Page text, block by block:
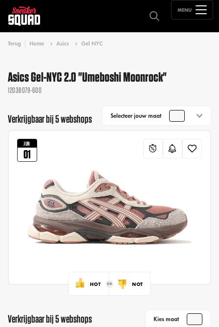
MENU
Terug Home Asics Gel NYC
Asics Gel-NYC 2.0 "Umeboshi Moonrock"
1203B079-600
Verkrijgbaar bij 5 webshops Selecteer jouw maat
JUN
01
HOT NOT
Verkrijgbaar bij 5 webshops Kies maat